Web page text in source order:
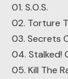
01. S.O.S.
02. Torture
03. Secrets
04. Stalked!
05. Kill The